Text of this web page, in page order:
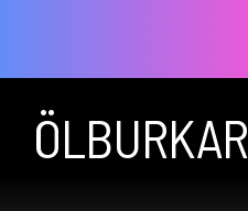
ÖLBURKAR